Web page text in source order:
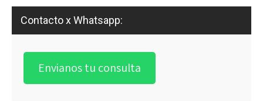
Contacto x Whatsapp:
Envianos tu consulta